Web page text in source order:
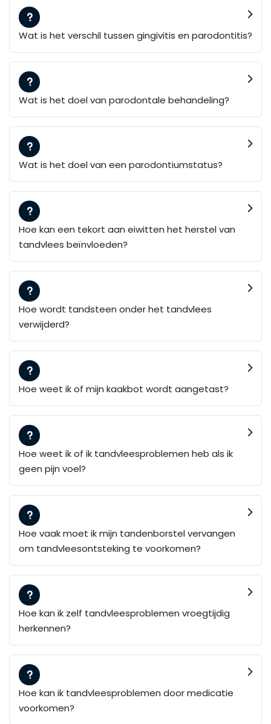
Wat is het verschil tussen gingivitis en parodontitis?
Wat is het doel van parodontale behandeling?
Wat is het doel van een parodontiumstatus?
Hoe kan een tekort aan eiwitten het herstel van
tandvlees beïnvloeden?
Hoe wordt tandsteen onder het tandvlees
verwijderd?
Hoe weet ik of mijn kaakbot wordt aangetast?
Hoe weet ik of ik tandvleesproblemen heb als ik
geen pijn voel?
Hoe vaak moet ik mijn tandenborstel vervangen
om tandvleesontsteking te voorkomen?
Hoe kan ik zelf tandvleesproblemen vroegtijdig
herkennen?
Hoe kan ik tandvleesproblemen door medicatie
voorkomen?